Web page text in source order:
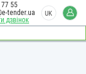
дзвінок
55
tender.ua
UK